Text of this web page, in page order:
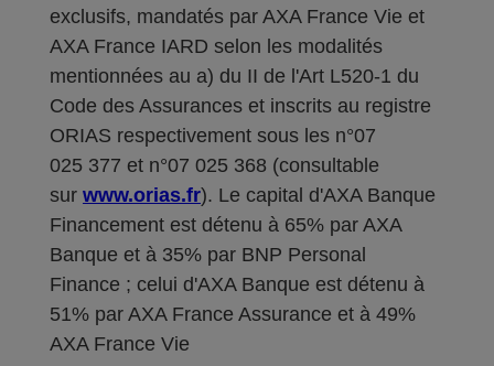
exclusifs, mandatés par AXA France Vie et
AXA France IARD selon les modalités
mentionnées au a) du II de l'Art L520-1 du
Code des Assurances et inscrits au registre
ORIAS respectivement sous les n°07
025 377 et n°07 025 368 (consultable
sur www.orias.fr). Le capital d'AXA Banque
Financement est détenu à 65% par AXA
Banque et à 35% par BNP Personal
Finance ; celui d'AXA Banque est détenu à
51% par AXA France Assurance et à 49%
AXA France Vie